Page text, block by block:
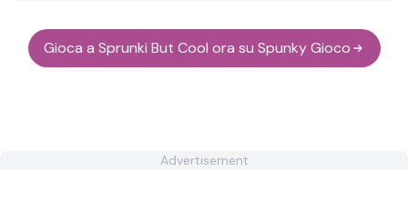
Gioca a Sprunki But Cool ora su Spunky Gioco
Advertisement